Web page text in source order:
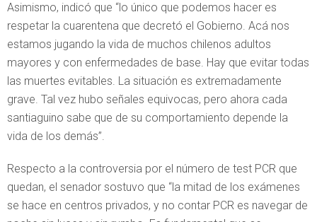
Asimismo, indicó que “lo único que podemos hacer es
respetar la cuarentena que decretó el Gobierno. Acá nos
estamos jugando la vida de muchos chilenos adultos
mayores y con enfermedades de base. Hay que evitar todas
las muertes evitables. La situación es extremadamente
grave. Tal vez hubo señales equivocas, pero ahora cada
santiaguino sabe que de su comportamiento depende la
vida de los demás”.
Respecto a la controversia por el número de test PCR que
quedan, el senador sostuvo que “la mitad de los exámenes
se hace en centros privados, y no contar PCR es navegar de